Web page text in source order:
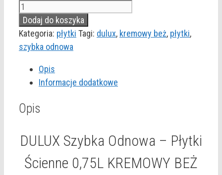
ilość
DULUX
Szybka
Odnowa
Płytki
Ścienne
KREMOWY
Dodaj do koszyka
Kategoria: płytki Tagi: dulux, kremowy beż, płytki,
szybka odnowa
Opis
Informacje dodatkowe
Opis
DULUX Szybka Odnowa – Płytki
Ścienne 0,75L KREMOWY BEŻ